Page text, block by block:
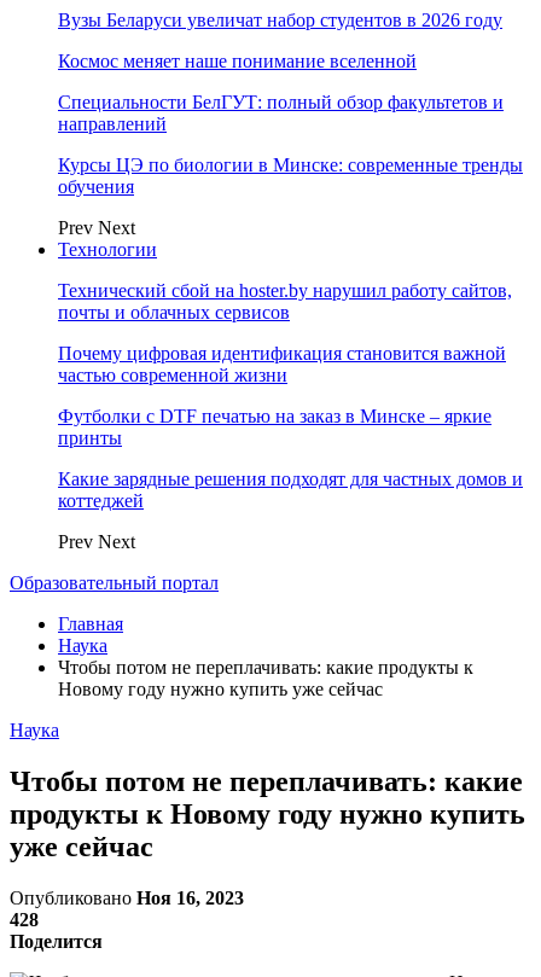
Вузы Беларуси увеличат набор студентов в 2026 году
Космос меняет наше понимание вселенной
Специальности БелГУТ: полный обзор факультетов и
направлений
Курсы ЦЭ по биологии в Минске: современные тренды
обучения
Prev Next
Технологии
Технический сбой на hoster.by нарушил работу сайтов,
почты и облачных сервисов
Почему цифровая идентификация становится важной
частью современной жизни
Футболки с DTF печатью на заказ в Минске – яркие
принты
Какие зарядные решения подходят для частных домов и
коттеджей
Prev Next
Образовательный портал
Главная
Наука
Чтобы потом не переплачивать: какие продукты к
Новому году нужно купить уже сейчас
Наука
Чтобы потом не переплачивать: какие
продукты к Новому году нужно купить
уже сейчас
Опубликовано Ноя 16, 2023
428
Поделится